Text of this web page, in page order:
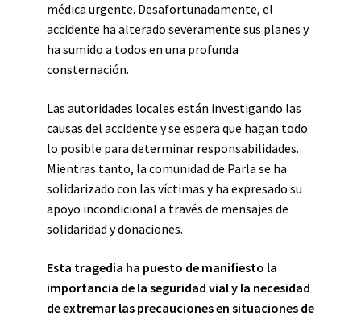
médica urgente. Desafortunadamente, el
accidente ha alterado severamente sus planes y
ha sumido a todos en una profunda
consternación.
Las autoridades locales están investigando las
causas del accidente y se espera que hagan todo
lo posible para determinar responsabilidades.
Mientras tanto, la comunidad de Parla se ha
solidarizado con las víctimas y ha expresado su
apoyo incondicional a través de mensajes de
solidaridad y donaciones.
Esta tragedia ha puesto de manifiesto la
importancia de la seguridad vial y la necesidad
de extremar las precauciones en situaciones de